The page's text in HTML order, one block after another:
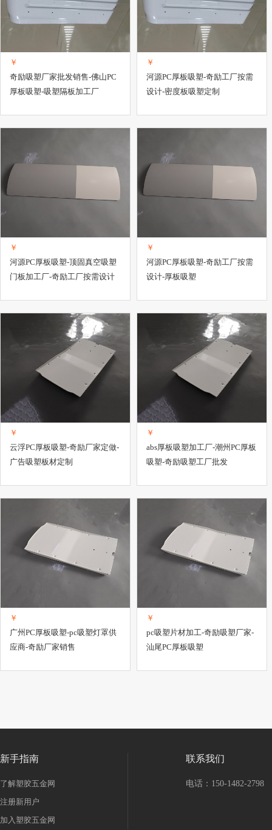
￥
奇励吸塑厂家批发销售-佛山PC
厚板吸塑-吸塑隔板加工厂
￥
河源PC厚板吸塑-奇励工厂按需
设计-密度板吸塑定制
￥
河源PC厚板吸塑-顶固真空吸塑
门板加工厂-奇励工厂按需设计
￥
河源PC厚板吸塑-奇励工厂按需
设计-厚板吸塑
￥
云浮PC厚板吸塑-奇励厂家定做-
广告吸塑板材定制
￥
abs厚板吸塑加工厂-潮州PC厚板
吸塑-奇励吸塑工厂批发
￥
广州PC厚板吸塑-pc吸塑灯罩供
应商-奇励厂家销售
￥
pc吸塑片材加工-奇励吸塑厂家-
汕尾PC厚板吸塑
新手指南
了解塑胶五金网
注册新用户
加入塑胶五金网
联系我们
电话：150-1482-2798